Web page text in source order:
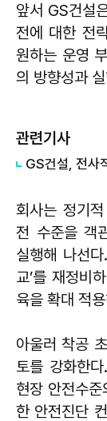
앞서 GS건설
전에 대한 전
원하는 운영
의 방향성과
관련기사
GS건설, 전사
회사는 정기
전 수준을 객
실행해 나선
교’를 재정비
육을 확대 적
아울러 착공
토를 강화한
현장 안전수
한 안전진단